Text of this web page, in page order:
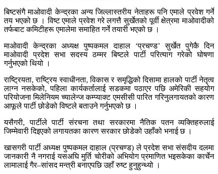
बिष्टसंगै माओवादी केन्द्रका अन्य जिल्लास्तरीय नेताहरू पनि एमाले प्रवेश गर्ने
तय भएको छ । विष्ट एमाले प्रवेश गरे लगत्तै सुर्खेतको पूर्वी क्षेत्रमा माओवादीको
तर्फबाट कमिटीहरू एमालेमा समाहित गर्ने तयारी भएको छ ।
माओवादी केन्द्रका अध्यक्ष पुष्पकमल दाहाल ‘प्रचण्ड’ सुर्खेत पुगेकै दिन
माओवादी प्रदेश सभा सदस्य ठम्मर बिष्टले पार्टी परित्याग गरेको घोषणा
गर्नुभएको थियो ।
राष्ट्रियता, राष्ट्रिय स्वाधीनता, विकास र समृद्धिको दिसामा हालको पार्टी नेतृत्व
लाग्न नसकेको, पहिला कार्यकर्तालाई सडकमा पठाएर पछि अमेरिकी सहयोग
परियोजना मिलेनियम च्यालेन्ज कम्प्याक्ट एमसीसी पारित गरिनुलगायतको कारण
आफूले पार्टी छोडेको विष्टले बताउने गर्नुभएको छ ।
यसैगरी, पार्टीले पार्टी संरचना तथा सरकारमा नैतिक पतन व्यक्तिहरुलाई
जिम्मेवारी दिइएको लगायतका कारण सरकार छोडेको उहाँको भनाई छ ।
खासगरी पार्टी अध्यक्ष पुष्पकमल दाहाल (प्रचण्ड) ले प्रदेश सभा संसदीय दलमा
जानकारी नै नगराई यसअघि मुर्ति चोरीको अभियोग प्रमाणित भइसकेका कार्चेन
लामालाई गैर–सांसद मन्त्री बनाएपछि उहाँ रुष्ट हुनुहुन्थ्यो ।